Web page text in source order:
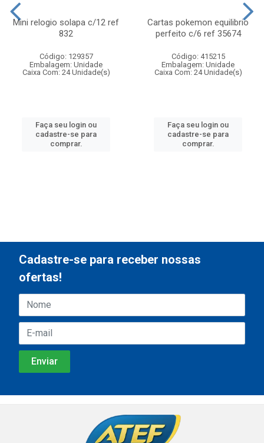
Mini relogio solapa c/12 ref
832
Código: 129357
Embalagem: Unidade
Caixa Com: 24 Unidade(s)
Faça seu login ou
cadastre-se para
comprar.
Cartas pokemon equilibrio
perfeito c/6 ref 35674
Código: 415215
Embalagem: Unidade
Caixa Com: 24 Unidade(s)
Faça seu login ou
cadastre-se para
comprar.
Cadastre-se para receber nossas
ofertas!